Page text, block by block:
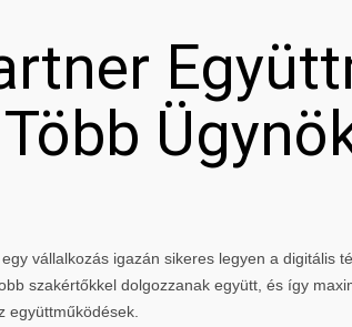
vállalkozás igazán sikeres legyen a digitális
szakértőkkel dolgozzanak együtt, és így
együttműködések.